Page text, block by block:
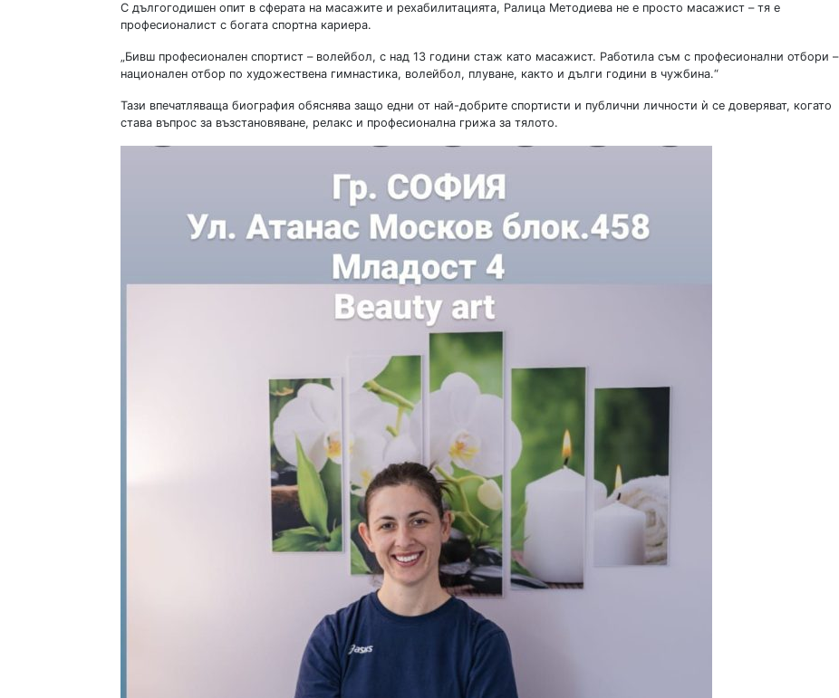
С дългогодишен опит в сферата на масажите и рехабилитацията, Ралица Методиева не е просто масажист – тя е
професионалист с богата спортна кариера.
„Бивш професионален спортист – волейбол, с над 13 години стаж като масажист. Работила съм с професионални отбори –
национален отбор по художествена гимнастика, волейбол, плуване, както и дълги години в чужбина.“
Тази впечатляваща биография обяснява защо едни от най-добрите спортисти и публични личности ѝ се доверяват, когато
става въпрос за възстановяване, релакс и професионална грижа за тялото.